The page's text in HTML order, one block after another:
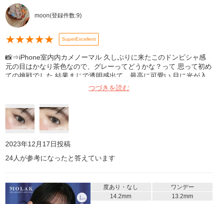
moon(登録件数:9)
★★★★★ SuperExcellent
📸⇒iPhone室内内カメノーマル 久しぶりに来たこのドンピシャ感
元の目はかなり茶色なので、グレーってどうかな？って 思って初め
ての挑戦でした 結果まじで透明感出て、最高に可愛い 目に光が入
って、きゅるきゅるうるうるしてる いつも太フチばっかり使ってた
けど、このタイプの 細フチ、グレーがこんなに可愛いとは思わなか
つづきを読む
2023年12月17日投稿
24人が参考になったと答えています
度あり・なし
ワンデー
14.2mm
13.2mm